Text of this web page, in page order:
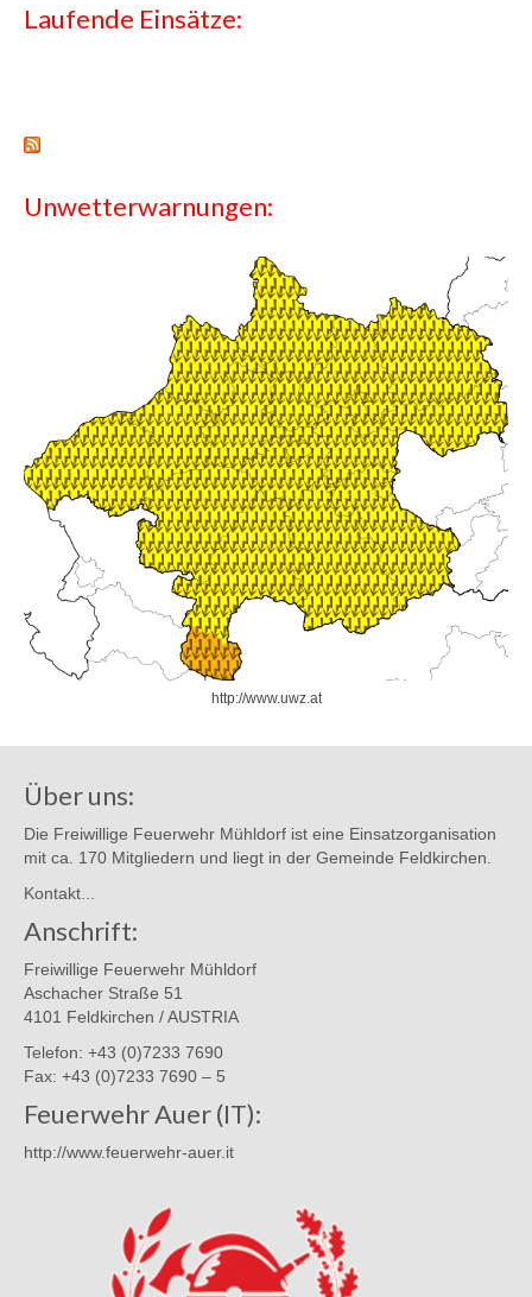
Laufende Einsätze:
Unwetterwarnungen:
http://www.uwz.at
Über uns:
Die Freiwillige Feuerwehr Mühldorf ist eine Einsatzorganisation
mit ca. 170 Mitgliedern und liegt in der Gemeinde Feldkirchen.
Kontakt...
Anschrift:
Freiwillige Feuerwehr Mühldorf
Aschacher Straße 51
4101 Feldkirchen / AUSTRIA
Telefon: +43 (0)7233 7690
Fax: +43 (0)7233 7690 – 5
Feuerwehr Auer (IT):
http://www.feuerwehr-auer.it